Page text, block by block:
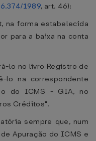
6.374/1989, art. 46):
na forma estabelecida
para a baixa na conta
lo no livro Registro de
lo na correspondente
do ICMS - GIA, no
Créditos".
sempre que, num
Apuração do ICMS e